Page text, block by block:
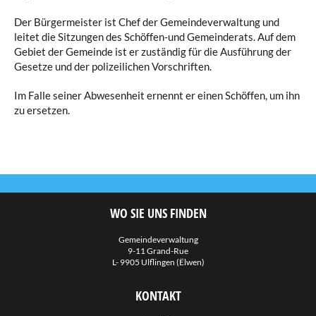
Der Bürgermeister ist Chef der Gemeindeverwaltung und
leitet die Sitzungen des Schöffen-und Gemeinderats. Auf dem
Gebiet der Gemeinde ist er zuständig für die Ausführung der
Gesetze und der polizeilichen Vorschriften.
Im Falle seiner Abwesenheit ernennt er einen Schöffen, um ihn
zu ersetzen.
WO SIE UNS FINDEN
Gemeindeverwaltung
9-11 Grand-Rue
L- 9905 Ulflingen (Ëlwen)
KONTAKT